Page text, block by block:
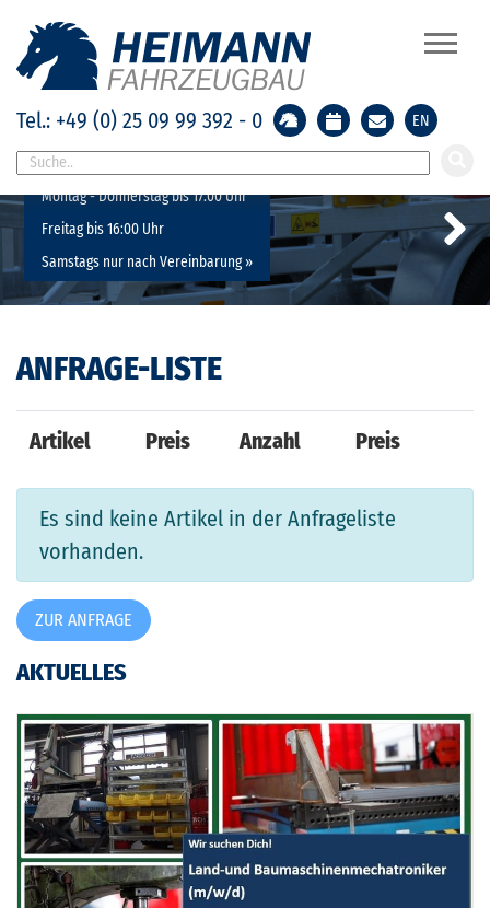
Tel.: +49 (0) 25 09 99 392 - 0 EN
Geänderte Öffnungszeiten:
Montag - Donnerstag bis 17:00 Uhr
Freitag bis 16:00 Uhr
Samstags nur nach Vereinbarung »
ANFRAGE-LISTE
Artikel Preis Anzahl Preis
Es sind keine Artikel in der Anfrageliste
vorhanden.
ZUR ANFRAGE
AKTUELLES